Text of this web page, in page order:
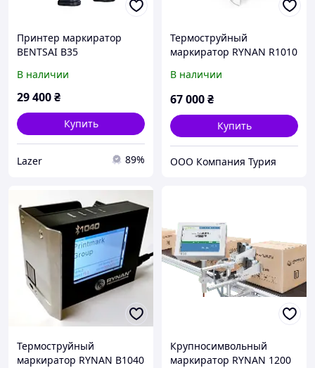
Принтер маркиратор
BENTSAI B35
В наличии
29 400₴
Купить
Lazer 89%
Термоструйный
маркиратор RYNAN R1010
В наличии
67 000₴
Купить
ООО Компания Турия
Термоструйный
маркиратор RYNAN B1040
Крупносимвольный
маркиратор RYNAN 1200